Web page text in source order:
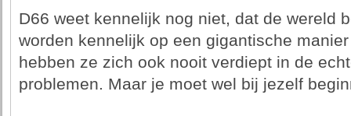
D66 weet kennelijk nog niet, dat de wereld
worden kennelijk op een gigantische
hebben ze zich ook nooit verdiept in de
problemen. Maar je moet wel bij jezelf